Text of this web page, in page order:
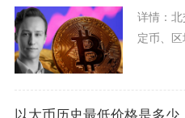
详情： 北
定币、区
以太币历史最低价格是多少